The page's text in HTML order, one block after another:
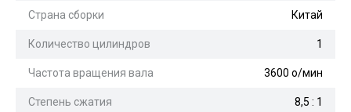
Страна сборки Китай
Количество цилиндров 1
Частота вращения вала 3600 о/мин
Степень сжатия 8,5 : 1